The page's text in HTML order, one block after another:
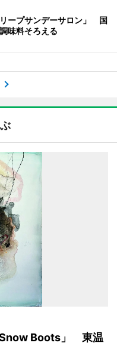
ープサンデーサロン」 国
味料そろえる
Snow Boots」 東温